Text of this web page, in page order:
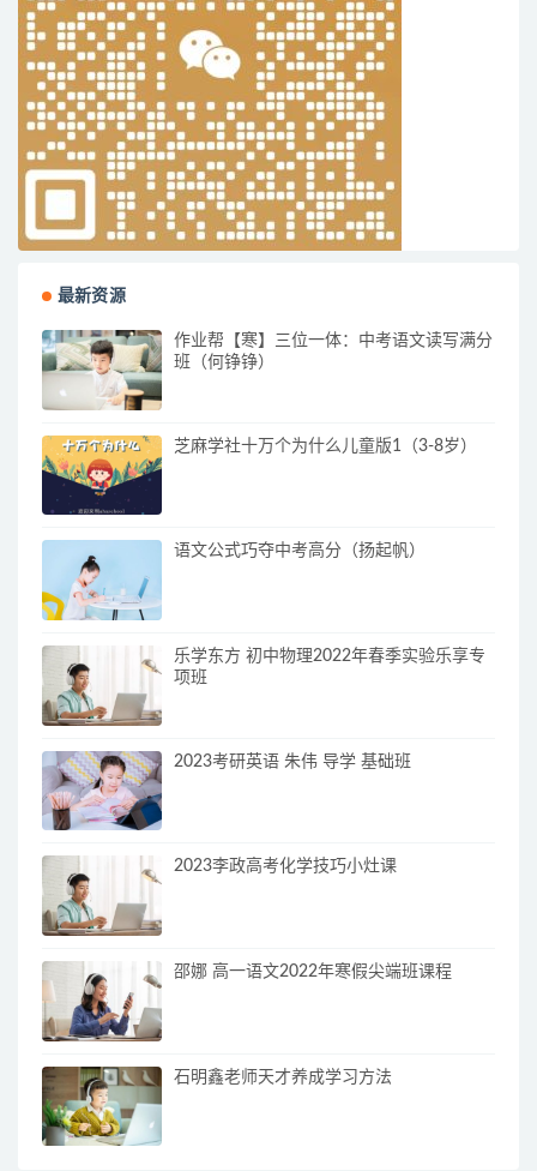
最新资源
作业帮【寒】三位一体：中考语文读写满分
班（何铮铮）
芝麻学社十万个为什么儿童版1（3-8岁）
语文公式巧夺中考高分（扬起帆）
乐学东方 初中物理2022年春季实验乐享专
项班
2023考研英语 朱伟 导学 基础班
2023李政高考化学技巧小灶课
邵娜 高一语文2022年寒假尖端班课程
石明鑫老师天才养成学习方法